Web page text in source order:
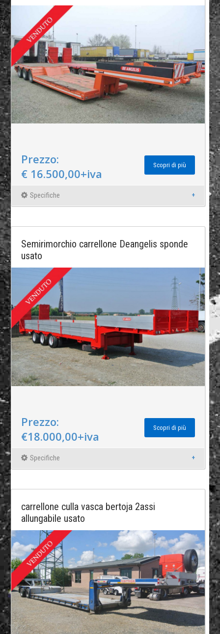
Prezzo:
€ 16.500,00+iva
Scopri di più
Specifiche
Semirimorchio carrellone Deangelis sponde
usato
Prezzo:
€18.000,00+iva
Scopri di più
Specifiche
carrellone culla vasca bertoja 2assi
allungabile usato